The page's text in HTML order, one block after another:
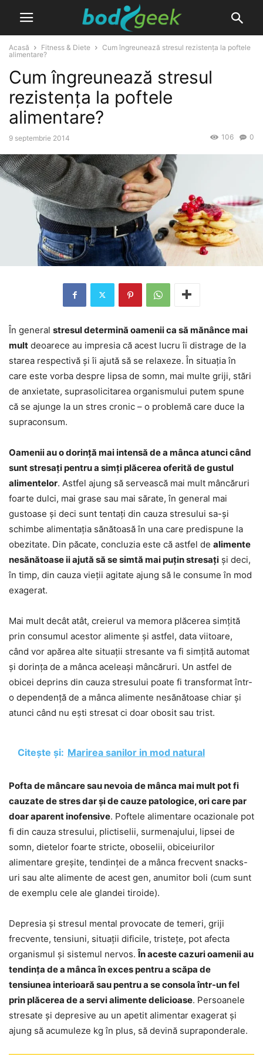
Acasă Fitness & Diete
Cum îngreunează stresul rezistența la poftele
alimentare?
Cum îngreunează stresul
rezistența la poftele
alimentare?
9 septembrie 2014 0
106
În general stresul determină oamenii ca să mănânce mai
mult deoarece au impresia că acest lucru îi distrage de la
starea respectivă și îi ajută să se relaxeze. În situația în
care este vorba despre lipsa de somn, mai multe griji, stări
de anxietate, suprasolicitarea organismului putem spune
că se ajunge la un stres cronic – o problemă care duce la
supraconsum.
Oamenii au o dorință mai intensă de a mânca atunci când
sunt stresați pentru a simți plăcerea oferită de gustul
alimentelor. Astfel ajung să servească mai mult mâncăruri
foarte dulci, mai grase sau mai sărate, în general mai
gustoase și deci sunt tentați din cauza stresului sa-și
schimbe alimentația sănătoasă în una care predispune la
obezitate. Din păcate, concluzia este că astfel de alimente
nesănătoase ii ajută să se simtă mai puțin stresați și deci,
în timp, din cauza vieții agitate ajung să le consume în mod
exagerat.
Mai mult decât atât, creierul va memora plăcerea simțită
prin consumul acestor alimente și astfel, data viitoare,
când vor apărea alte situații stresante va fi simțită automat
și dorința de a mânca aceleași mâncăruri. Un astfel de
obicei deprins din cauza stresului poate fi transformat într-
o dependență de a mânca alimente nesănătoase chiar și
atunci când nu ești stresat ci doar obosit sau trist.
Citește și: Marirea sanilor in mod natural
Pofta de mâncare sau nevoia de mânca mai mult pot fi
cauzate de stres dar și de cauze patologice, ori care par
doar aparent inofensive. Poftele alimentare ocazionale pot
fi din cauza stresului, plictiselii, surmenajului, lipsei de
somn, dietelor foarte stricte, oboselii, obiceiurilor
alimentare greșite, tendinței de a mânca frecvent snacks-
uri sau alte alimente de acest gen, anumitor boli (cum sunt
de exemplu cele ale glandei tiroide).
Depresia și stresul mental provocate de temeri, griji
frecvente, tensiuni, situații dificile, tristețe, pot afecta
organismul și sistemul nervos.În aceste cazuri oamenii au
tendința de a mânca în exces pentru a scăpa de
tensiunea interioară sau pentru a se consola într-un fel
prin plăcerea de a servi alimente delicioase. Persoanele
stresate și depresive au un apetit alimentar exagerat și
ajung să acumuleze kg în plus, să devină supraponderale.